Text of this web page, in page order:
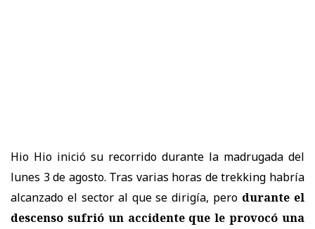
Hio Hio inició su recorrido durante la madrugada del
lunes 3 de agosto. Tras varias horas de trekking habría
alcanzado el sector al que se dirigía, pero durante el
descenso sufrió un accidente que le provocó una